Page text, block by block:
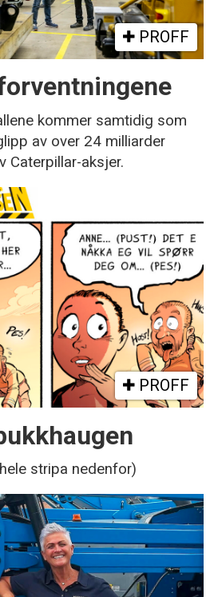
PROFF
kommer samtidig som
av over 24 milliarder
Caterpillar-aksjer.
PROFF
stripa nedenfor)